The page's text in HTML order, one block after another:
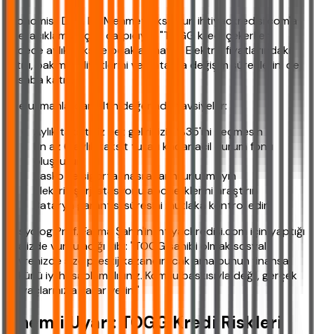
Ekonomist Doç. Dr. Mehmet Aksoy'un ihtiyackredisi.com'a
özel açıklaması çok çarpıcıydı: "TOGG kredi çekerken
sadece aylık taksite odaklanmayın. Elektrik fiyatlarındaki
artışı, bakım maliyetlerini ve batarya değişim süreçlerini de
hesaba katın."
İşte uzmanlardan altın değerinde tavsiyeler:
Aylık taksitiniz net gelirinizin %35'ini geçmesin
En az 6 aylık taksit tutarı kadar acil durum fonu
oluşturun
Kasko ve sigorta masraflarını unutmayın
Elektrik şarj istasyonu aboneliklerini araştırın
Batarya garantisi süresini mutlaka kontrol edin
Sosyolog Prof. Fatma Şahin'in ihtiyackredisi.com için yaptığı
analizde vurguladığı gibi: "TOGG sahibi olmak sosyal
çevrenizde size prestij kazandıracak ama bunun finansal
yükünü iyi hesaplamalısınız. Komşu baskısıyla değil, gerçek
ihtiyaçlarınızla karar verin."
Önemli Uyarı: TOGG Kredi Riskleri